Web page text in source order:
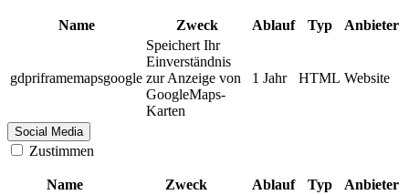
Name Zweck Ablauf Typ Anbieter
gdpriframemapsgoogle
Speichert Ihr
Einverständnis
zur Anzeige von
GoogleMaps-
Karten
1 Jahr HTML Website
Social Media
Zustimmen
Name Zweck Ablauf Typ Anbieter